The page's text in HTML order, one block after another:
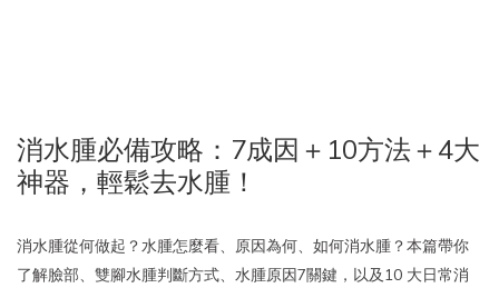
消水腫必備攻略：7成因＋10方法＋4大
神器，輕鬆去水腫！
消水腫從何做起？水腫怎麼看、原因為何、如何消水腫？本篇帶你
了解臉部、雙腳水腫判斷方式、水腫原因7關鍵，以及10 大日常消